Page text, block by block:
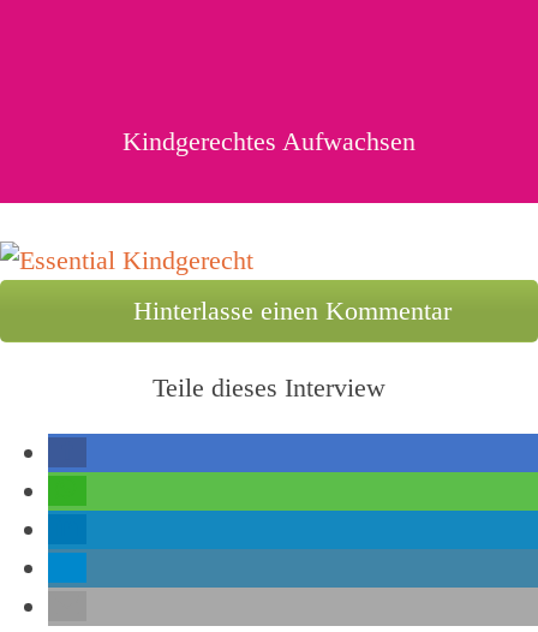
Kindgerechtes Aufwachsen
Hinterlasse einen Kommentar
Teile dieses Interview